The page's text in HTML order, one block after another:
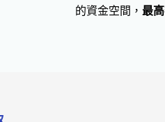
的資金空間， 最